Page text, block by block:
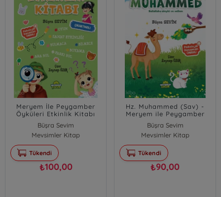
Meryem İle Peygamber
Öyküleri Etkinlik Kitabı
Büşra Sevim
Mevsimler Kitap
Tükendi
₺100,00
Hz. Muhammed (Sav) -
Meryem ile Peygamber
Büşra Sevim
Mevsimler Kitap
Tükendi
₺90,00